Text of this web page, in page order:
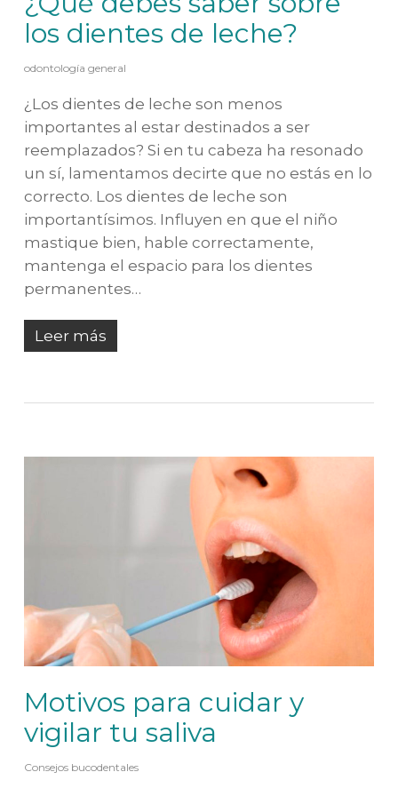
los dientes de leche?
odontología general
¿Los dientes de leche son menos
importantes al estar destinados a ser
reemplazados? Si en tu cabeza ha resonado
un sí, lamentamos decirte que no estás en lo
correcto. Los dientes de leche son
importantísimos. Influyen en que el niño
mastique bien, hable correctamente,
mantenga el espacio para los dientes
permanentes…
Leer más
Motivos para cuidar y
vigilar tu saliva
Consejos bucodentales